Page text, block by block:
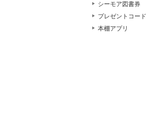
シーモア図書券
プレゼントコード
本棚アプリ